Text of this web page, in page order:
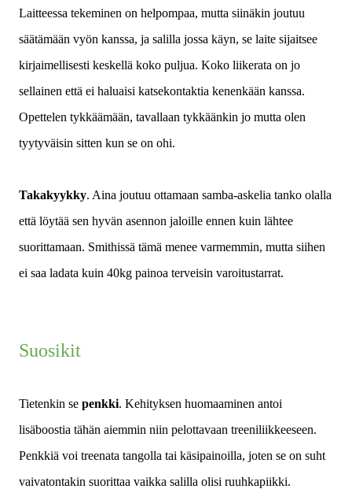
Laitteessa tekeminen on helpompaa, mutta siinäkin joutuu
säätämään vyön kanssa, ja salilla jossa käyn, se laite sijaitsee
kirjaimellisesti keskellä koko puljua. Koko liikerata on jo
sellainen että ei haluaisi katsekontaktia kenenkään kanssa.
Opettelen tykkäämään, tavallaan tykkäänkin jo mutta olen
tyytyväisin sitten kun se on ohi.
Takakyykky. Aina joutuu ottamaan samba-askelia tanko olalla
että löytää sen hyvän asennon jaloille ennen kuin lähtee
suorittamaan. Smithissä tämä menee varmemmin, mutta siihen
ei saa ladata kuin 40kg painoa terveisin varoitustarrat.
Suosikit
Tietenkin se penkki. Kehityksen huomaaminen antoi
lisäboostia tähän aiemmin niin pelottavaan treeniliikkeeseen.
Penkkiä voi treenata tangolla tai käsipainoilla, joten se on suht
vaivatontakin suorittaa vaikka salilla olisi ruuhkapiikki.